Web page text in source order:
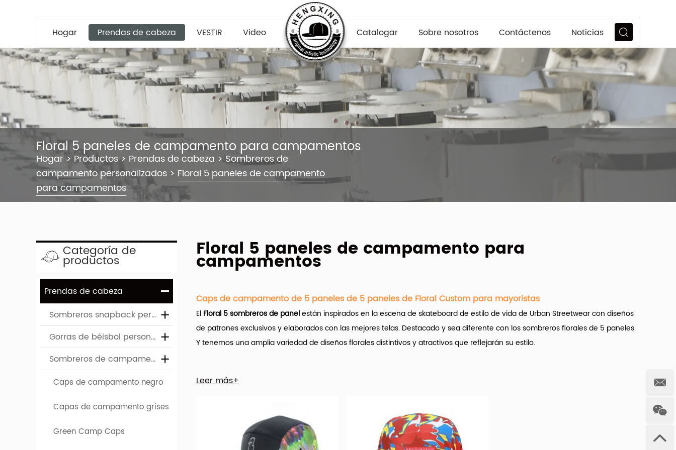
Hogar Prendas de cabeza VESTIR Video Catalogar Sobre nosotros Contáctenos Noticias
Floral 5 paneles de campamento para campamentos
Hogar> Productos > Prendas de cabeza >Sombreros de
campamento personalizados > Floral 5 paneles de campamento
para campamentos
Floral 5 paneles de campamento para
campamentos
Caps de campamento de 5 paneles de 5 paneles de Floral Custom para mayoristas
El Floral 5 sombreros de panelestán inspirados en la escena de skateboard de estilo de vida de Urban Streetwear con diseños
de patrones exclusivos y elaborados con las mejores telas. Destacado y sea diferente con los sombreros florales de 5 paneles.
Y tenemos una amplia variedad de diseños florales distintivos y atractivos que reflejarán su estilo.
es importante que el nombre del juego aquí sea la personalización.
Una amplia variedad de opciones de sombreros de 5 paneles florales personalizados están disponibles para usted, como 100%
algodón, 100% poliéster y poliéster/algodón. También puede elegir entre en relieve, teñido y simple. Así como de personaje,
rayado e imagen. Y si los sombreros de panel floral de 5 paneles de 5 paneles personalizados son unisex, femeninos o
Leer más+
Categoría de
productos
Prendas de cabeza
Sombreros snapback personalizados
Gorras de béisbol personalizadas
Sombreros de campamento personalizados
Caps de campamento negro
Capas de campamento grises
Green Camp Caps